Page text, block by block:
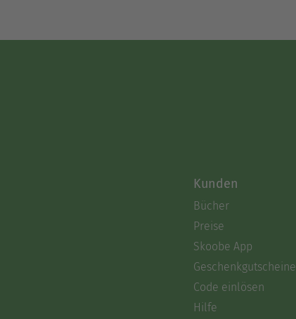
Kunden
Bücher
Preise
Skoobe App
Geschenkgutscheine
Code einlösen
Hilfe